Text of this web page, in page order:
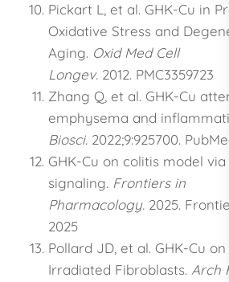
Pickart L, et al. GHK-Cu in
Oxidative Stress and
Aging. Oxid Med Cell
Longev. 2012. PMC3359723
Zhang Q, et al. GHK-Cu
emphysema and
Biosci. 2022;9:925700.
GHK-Cu on colitis model via
signaling. Frontiers in
Pharmacology. 2025.
2025
Pollard JD, et al. GHK-Cu on
Irradiated Fibroblasts. Arch